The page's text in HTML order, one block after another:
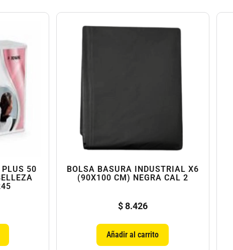
50
BOLSA BASURA INDUSTRIAL X6
(90X100 CM) NEGRA CAL 2
$8.426
Añadir al carrito